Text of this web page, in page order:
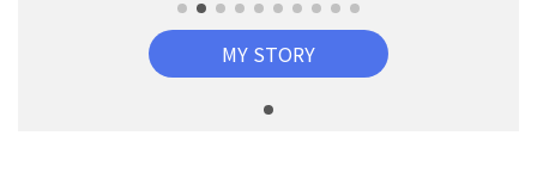
MY STORY